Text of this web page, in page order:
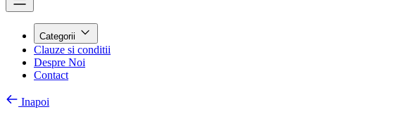
Categorii
Clauze si conditii
Despre Noi
Contact
Inapoi